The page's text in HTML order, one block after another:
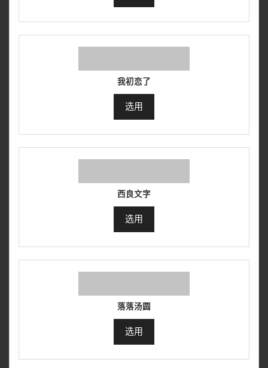
我初恋了
选用
西良文字
选用
落落汤圆
选用